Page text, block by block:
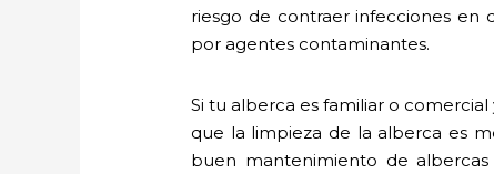
riesgo de contraer infecciones en
por agentes contaminantes.
Si tu alberca es familiar o
que la limpieza de la alberca es
buen mantenimiento de